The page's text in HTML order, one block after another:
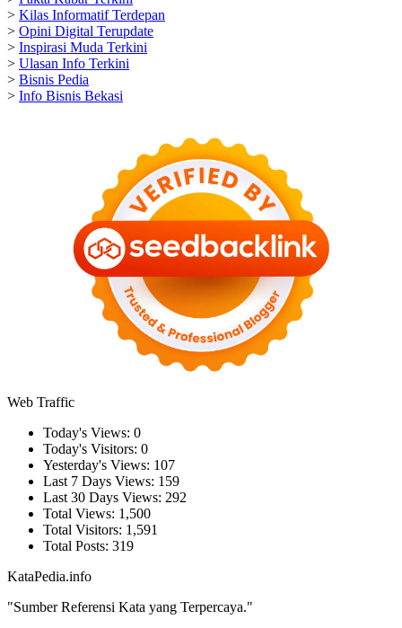
> Kilas Informatif Terdepan
> Opini Digital Terupdate
> Inspirasi Muda Terkini
> Ulasan Info Terkini
> Bisnis Pedia
> Info Bisnis Bekasi
Web Traffic
Today's Views: 0
Today's Visitors: 0
Yesterday's Views: 107
Last 7 Days Views: 159
Last 30 Days Views: 292
Total Views: 1,500
Total Visitors: 1,591
Total Posts: 319
KataPedia.info
"Sumber Referensi Kata yang Terpercaya."